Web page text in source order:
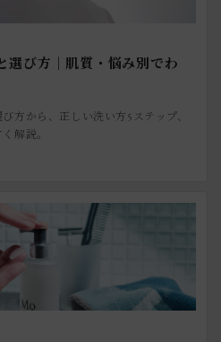
選び方｜肌質・悩み別でわ
方から、正しい洗い方5ステップ、
解説。